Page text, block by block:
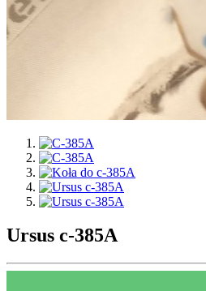
Ursus c-385A